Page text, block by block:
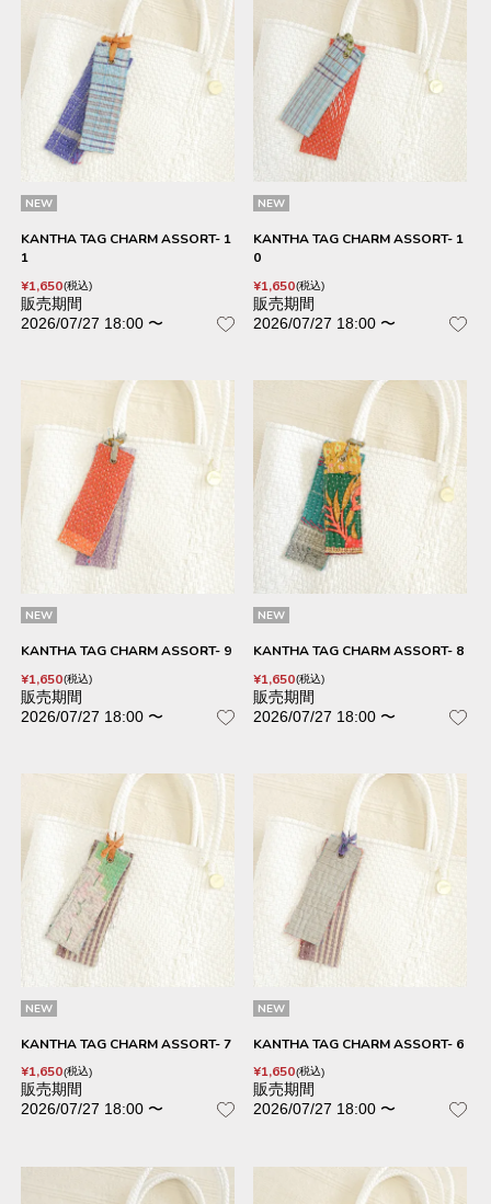
NEW
KANTHA TAG CHARM ASSORT- 1
1
¥1,650 税込
販売期間
2026/07/27 18:00 〜
NEW
KANTHA TAG CHARM ASSORT- 1
0
¥1,650 税込
販売期間
2026/07/27 18:00 〜
NEW
KANTHA TAG CHARM ASSORT- 9
¥1,650 税込
販売期間
2026/07/27 18:00 〜
NEW
KANTHA TAG CHARM ASSORT- 8
¥1,650 税込
販売期間
2026/07/27 18:00 〜
NEW
KANTHA TAG CHARM ASSORT- 7
¥1,650 税込
販売期間
2026/07/27 18:00 〜
NEW
KANTHA TAG CHARM ASSORT- 6
¥1,650 税込
販売期間
2026/07/27 18:00 〜